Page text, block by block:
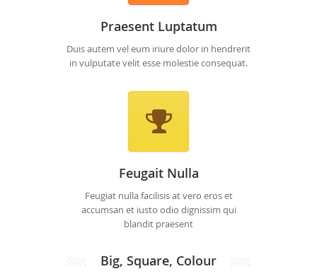
Praesent Luptatum
Duis autem vel eum iriure dolor in hendrerit
in vulputate velit esse molestie consequat.
Feugait Nulla
Feugiat nulla facilisis at vero eros et
accumsan et iusto odio dignissim qui
blandit praesent
Big, Square, Colour